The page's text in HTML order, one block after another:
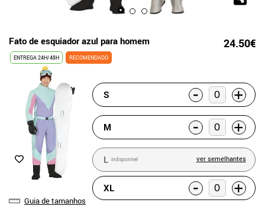
Fato de esquiador azul para homem 24.50€
ENTREGA 24H/48H RECOMENDADO
Guia de tamanhos
S - +
M - +
L indisponível ver semelhantes
XL - +